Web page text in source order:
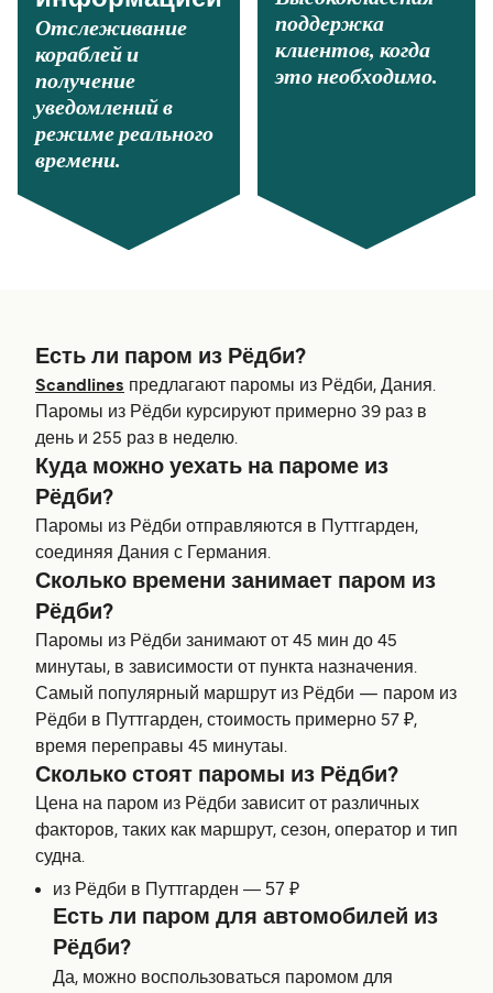
Отслеживание
кораблей и
получение
уведомлений в
режиме реального
времени.
поддержка
клиентов, когда
это необходимо.
Есть ли паром из Рёдби?
Scandlines предлагают паромы из Рёдби, Дания.
Паромы из Рёдби курсируют примерно 39 раз в
день и 255 раз в неделю.
Куда можно уехать на пароме из
Рёдби?
Паромы из Рёдби отправляются в Путтгарден,
соединяя Дания с Германия.
Сколько времени занимает паром из
Рёдби?
Паромы из Рёдби занимают от 45 мин до 45
минутаы, в зависимости от пункта назначения.
Самый популярный маршрут из Рёдби — паром из
Рёдби в Путтгарден, стоимость примерно 57 ₽,
время переправы 45 минутаы.
Сколько стоят паромы из Рёдби?
Цена на паром из Рёдби зависит от различных
факторов, таких как маршрут, сезон, оператор и тип
судна.
из Рёдби в Путтгарден — 57 ₽
Есть ли паром для автомобилей из
Рёдби?
Да, можно воспользоваться паромом для